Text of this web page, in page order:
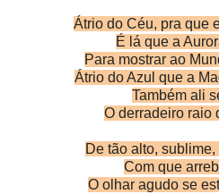
Átrio do Céu, pra que
É lá que a
Para mostrar ao
Átrio do Azul que a
Também ali
O derradeiro raio
De tão alto,
Com que
O olhar agudo se